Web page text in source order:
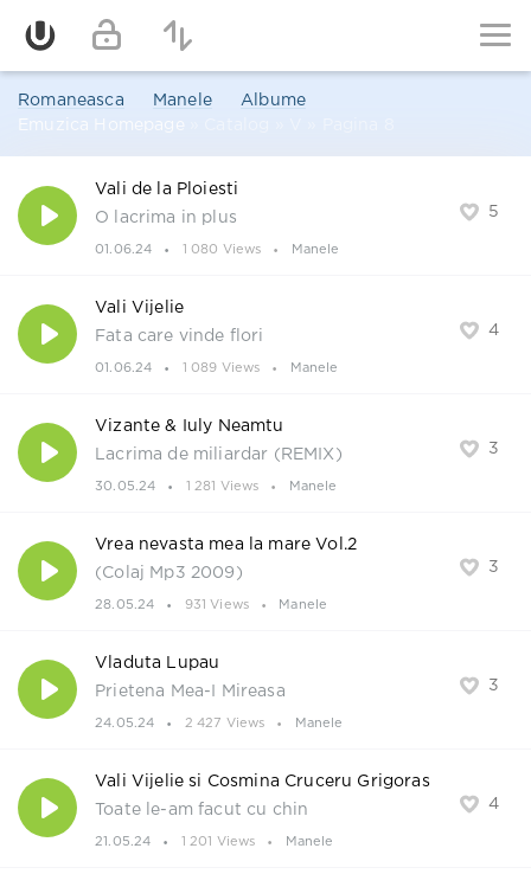
Romaneasca Manele
Albume
Emuzica Homepage
5
Vali de la Ploiesti
O lacrima in plus
01.06.24 1 080 Views Manele
4
Vali Vijelie
Fata care vinde flori
01.06.24 1 089 Views Manele
3
Vizante & Iuly Neamtu
Lacrima de miliardar (REMIX)
30.05.24 1 281 Views Manele
3
Vrea nevasta mea la mare Vol.2
(Colaj Mp3 2009)
28.05.24 931 Views Manele
3
Vladuta Lupau
Prietena Mea-I Mireasa
24.05.24 2 427 Views Manele
4
Vali Vijelie si Cosmina Cruceru Grigoras
Toate le-am facut cu chin
21.05.24 1 201 Views Manele